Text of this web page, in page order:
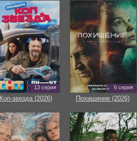
13 серия
Коп-звезда (2026)
6 серия
Похищение (2026)